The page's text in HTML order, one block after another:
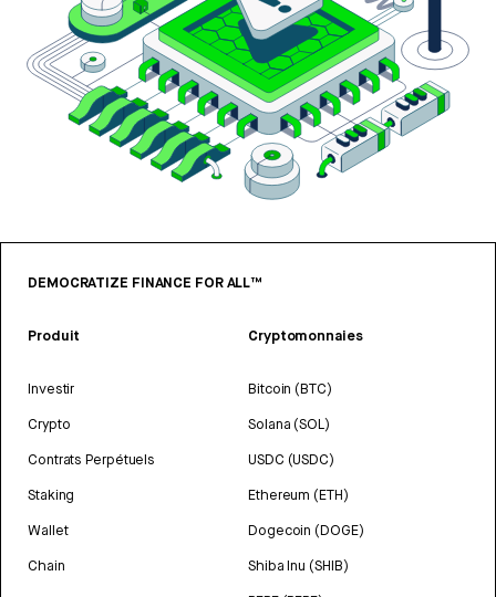
DEMOCRATIZE FINANCE FOR ALL™
Produit
Investir
Crypto
Contrats Perpétuels
Staking
Wallet
Chain
Cryptomonnaies
Bitcoin (BTC)
Solana (SOL)
USDC (USDC)
Ethereum (ETH)
Dogecoin (DOGE)
Shiba Inu (SHIB)